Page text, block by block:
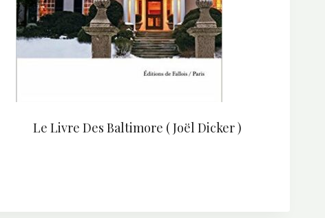
Le Livre Des Baltimore ( Joël Dicker )